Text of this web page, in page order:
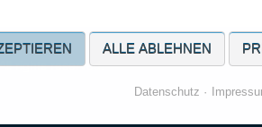
rights reserved.
ALLE ABLEHNEN
Datenschutz